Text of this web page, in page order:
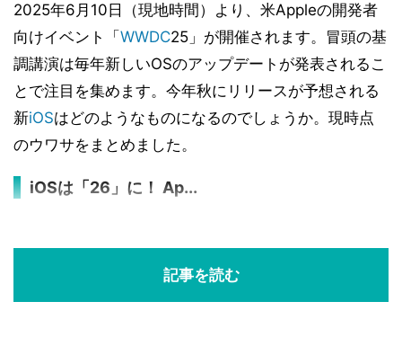
2025年6月10日（現地時間）より、米Appleの開発者
向けイベント「 WWDC25」が開催されます。冒頭の基
調講演は毎年新しいOSのアップデートが発表されるこ
とで注目を集めます。今年秋にリリースが予想される
新iOSはどのようなものになるのでしょうか。現時点
のウワサをまとめました。
iOSは「26」に！ Ap...
記事を読む